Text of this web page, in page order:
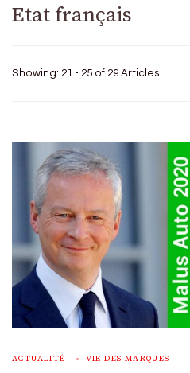
Etat français
Showing: 21 - 25 of 29 Articles
ACTUALITÉ VIE DES MARQUES